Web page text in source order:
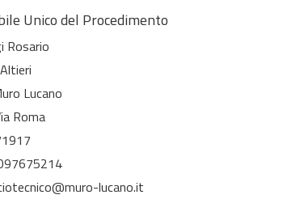
Unico del Procedimento
Rosario
Altieri
Lucano
Roma
lucano.it